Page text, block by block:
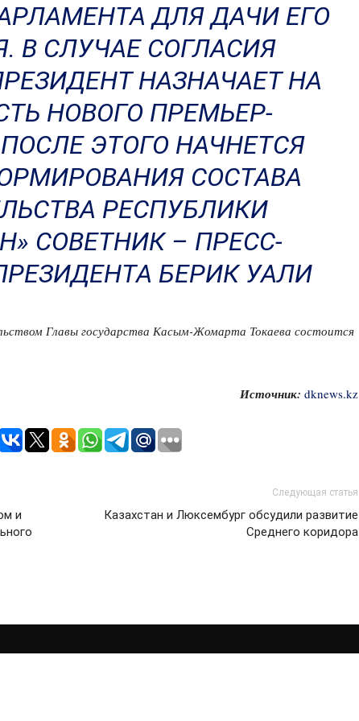
ДЛЯ ДАЧИ ЕГО
В СЛУЧАЕ СОГЛАСИЯ
НАЗНАЧАЕТ НА
НОВОГО ПРЕМЬЕР-
ЭТОГО НАЧНЕТСЯ
СОСТАВА
РЕСПУБЛИКИ
СОВЕТНИК – ПРЕСС-
БЕРИК УАЛИ
Главы государства Касым-Жомарта Токаева состоится
Источник: dknews.kz
и
Следующая статья
Казахстан и Люксембург обсудили развитие
Среднего коридора